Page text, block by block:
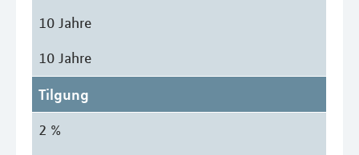
10 Jahre
10 Jahre
Tilgung
2 %